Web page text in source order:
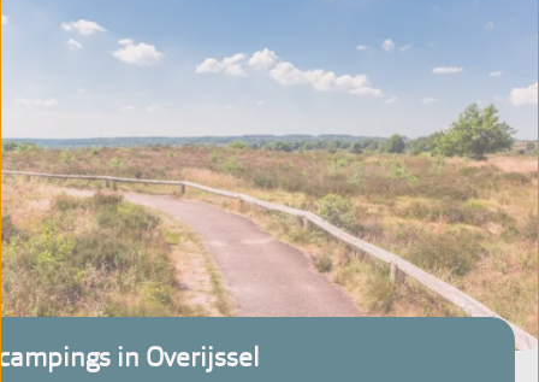
in Overijssel